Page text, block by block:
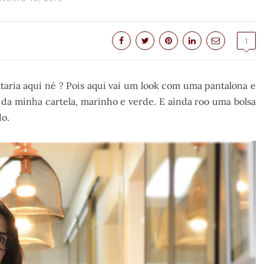
1
aqui né ? Pois aqui vai um look com uma pantalona e
minha cartela, marinho e verde. E ainda roo uma bolsa